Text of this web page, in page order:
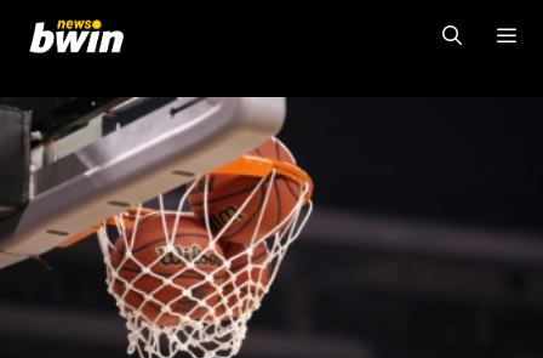
contenuto